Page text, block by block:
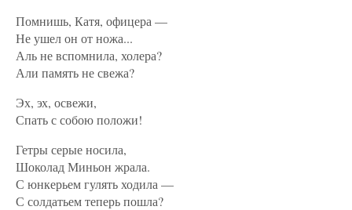
Помнишь, Катя, офицера —
Не ушел он от ножа...
Аль не вспомнила, холера?
Али память не свежа?
Эх, эх, освежи,
Спать с собою положи!
Гетры серые носила,
Шоколад Миньон жрала.
С юнкерьем гулять ходила —
С солдатьем теперь пошла?